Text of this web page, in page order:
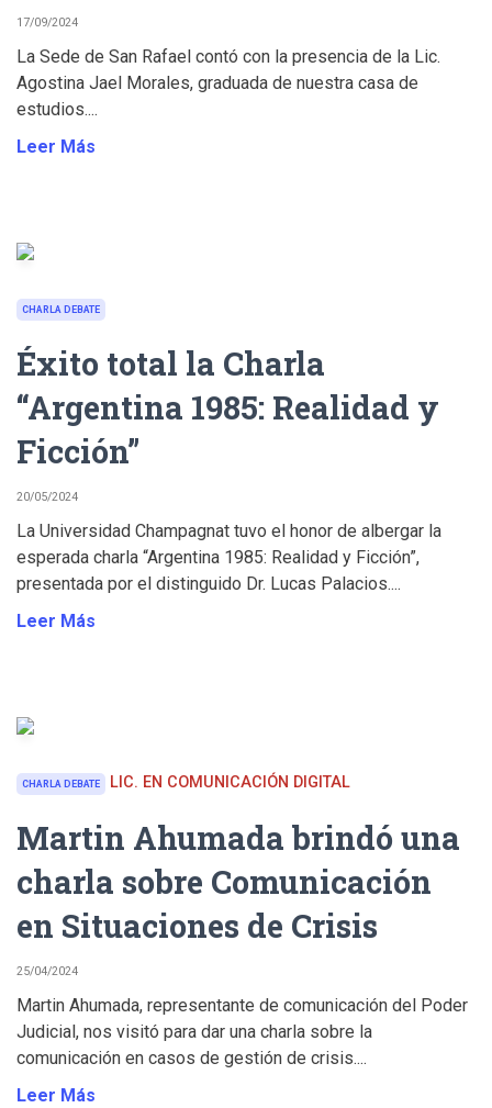
17/09/2024
La Sede de San Rafael contó con la presencia de la Lic.
Agostina Jael Morales, graduada de nuestra casa de
estudios....
Leer Más
CHARLA DEBATE
Éxito total la Charla
“Argentina 1985: Realidad y
Ficción”
20/05/2024
La Universidad Champagnat tuvo el honor de albergar la
esperada charla “Argentina 1985: Realidad y Ficción”,
presentada por el distinguido Dr. Lucas Palacios....
Leer Más
CHARLA DEBATE LIC. EN COMUNICACIÓN DIGITAL
Martin Ahumada brindó una
charla sobre Comunicación
en Situaciones de Crisis
25/04/2024
Martin Ahumada, representante de comunicación del Poder
Judicial, nos visitó para dar una charla sobre la
comunicación en casos de gestión de crisis....
Leer Más